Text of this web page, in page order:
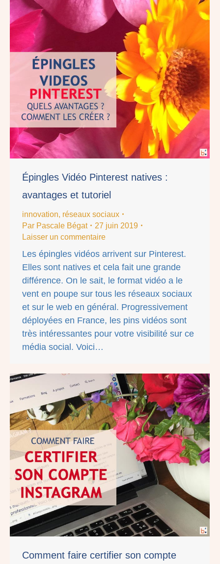
Épingles Vidéo Pinterest natives :
avantages et tutoriel
innovation, réseaux sociaux
Par Pascale Bégat
27 juin 2019
Laisser un commentaire
Les épingles vidéos arrivent sur Pinterest.
Elles sont natives et cela fait une grande
différence. On le sait, le format vidéo a le
vent en poupe sur tous les réseaux sociaux
et sur le web en général. Progressivement
déployées en France, les pins vidéos sont
très intéressantes pour votre visibilité sur ce
média social. Voici…
Comment faire certifier son compte